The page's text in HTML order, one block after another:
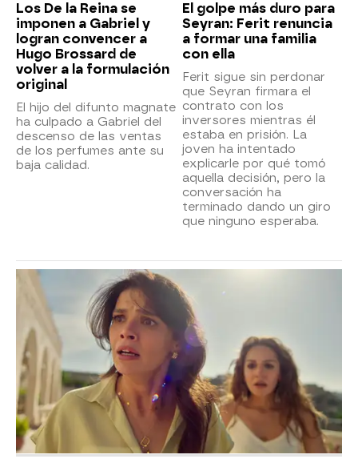
Los De la Reina se
imponen a Gabriel y
logran convencer a
Hugo Brossard de
volver a la formulación
original
El hijo del difunto magnate
ha culpado a Gabriel del
descenso de las ventas
de los perfumes ante su
baja calidad.
El golpe más duro para
Seyran: Ferit renuncia
a formar una familia
con ella
Ferit sigue sin perdonar
que Seyran firmara el
contrato con los
inversores mientras él
estaba en prisión. La
joven ha intentado
explicarle por qué tomó
aquella decisión, pero la
conversación ha
terminado dando un giro
que ninguno esperaba.